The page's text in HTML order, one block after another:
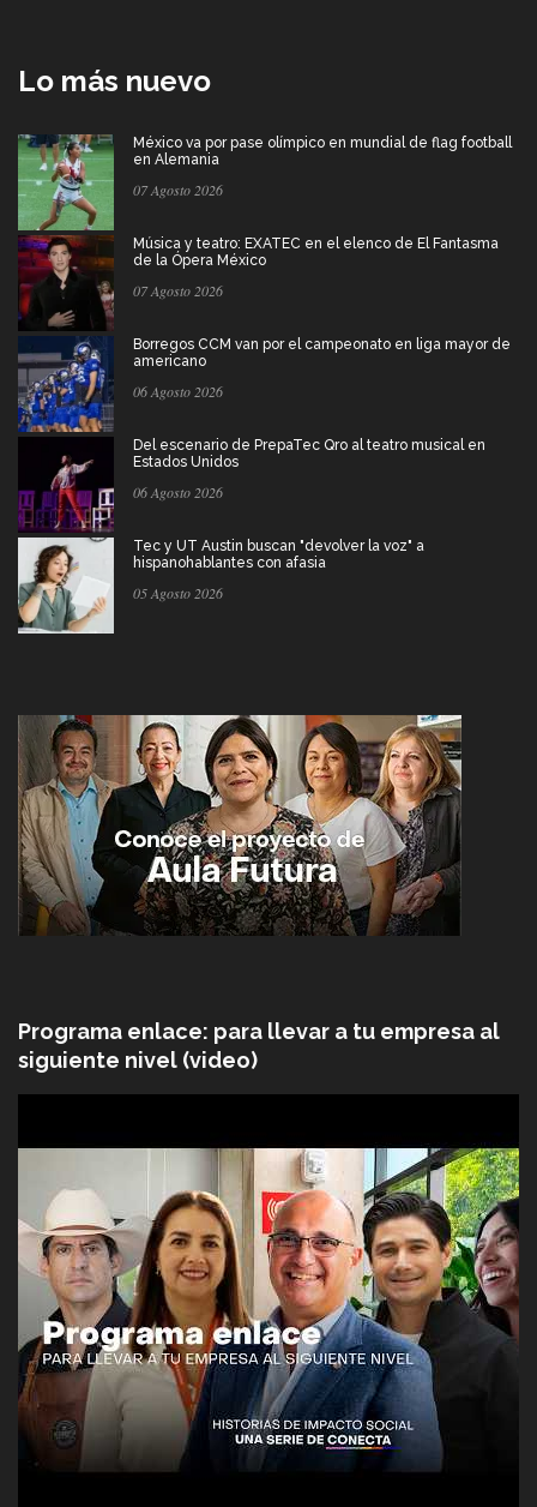
Lo más nuevo
México va por pase olímpico en mundial de flag football
en Alemania
07 Agosto 2026
Música y teatro: EXATEC en el elenco de El Fantasma
de la Ópera México
07 Agosto 2026
Borregos CCM van por el campeonato en liga mayor de
americano
06 Agosto 2026
Del escenario de PrepaTec Qro al teatro musical en
Estados Unidos
06 Agosto 2026
Tec y UT Austin buscan "devolver la voz" a
hispanohablantes con afasia
05 Agosto 2026
Programa enlace: para llevar a tu empresa al
siguiente nivel (video)